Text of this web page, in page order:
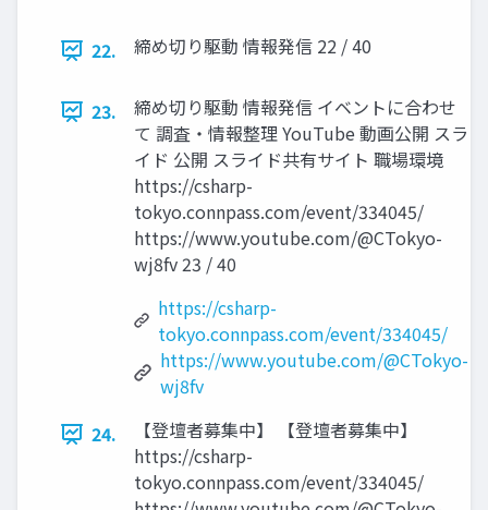
22. 締め切り駆動 情報発信 22 / 40
23.
締め切り駆動 情報発信 イベントに合わせ
て 調査・情報整理 YouTube 動画公開 スラ
イド 公開 スライド共有サイト 職場環境
https://csharp-
tokyo.connpass.com/event/334045/
https://www.youtube.com/@CTokyo-
wj8fv 23 / 40
https://csharp-
tokyo.connpass.com/event/334045/
https://www.youtube.com/@CTokyo-
wj8fv
24.
【登壇者募集中】 【登壇者募集中】
https://csharp-
tokyo.connpass.com/event/334045/